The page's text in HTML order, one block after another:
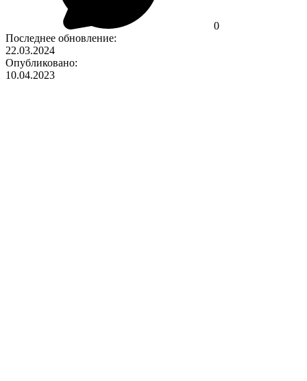
0
Последнее обновление:
22.03.2024
Опубликовано:
10.04.2023